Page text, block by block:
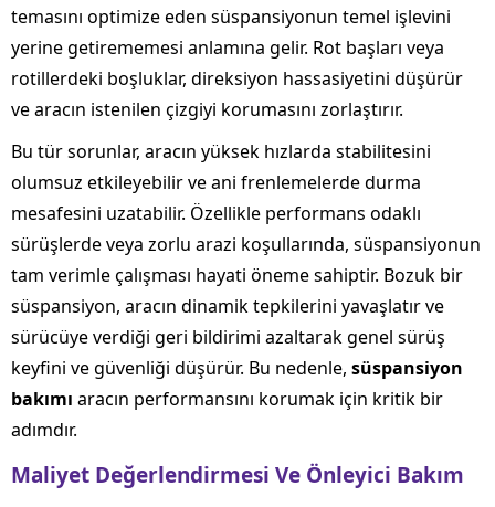
temasını optimize eden süspansiyonun temel işlevini
yerine getirememesi anlamına gelir. Rot başları veya
rotillerdeki boşluklar, direksiyon hassasiyetini düşürür
ve aracın istenilen çizgiyi korumasını zorlaştırır.
Bu tür sorunlar, aracın yüksek hızlarda stabilitesini
olumsuz etkileyebilir ve ani frenlemelerde durma
mesafesini uzatabilir. Özellikle performans odaklı
sürüşlerde veya zorlu arazi koşullarında, süspansiyonun
tam verimle çalışması hayati öneme sahiptir. Bozuk bir
süspansiyon, aracın dinamik tepkilerini yavaşlatır ve
sürücüye verdiği geri bildirimi azaltarak genel sürüş
keyfini ve güvenliği düşürür. Bu nedenle, süspansiyon
bakımı aracın performansını korumak için kritik bir
adımdır.
Maliyet Değerlendirmesi Ve Önleyici Bakım